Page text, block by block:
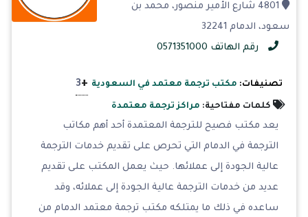
4801 شارع الأمير منصور، محمد بن
سعود، الدمام 32241
رقم الهاتف 0571351000
تصنيفات: مكتب ترجمة معتمد في السعودية +
3
كلمات مفتاحية: مراكز ترجمة معتمدة
يعد مكتب فصيح للترجمة المعتمدة أحد أهم مكاتب
الترجمة في الدمام التي تحرص على تقديم خدمات الترجمة
عالية الجودة إلى عملائها. حيث يعمل المكتب على تقديم
عديد من خدمات الترجمة عالية الجودة إلى عملائه، وقد
ساعده في ذلك ما يمتلكه مكتب ترجمة معتمد الدمام من